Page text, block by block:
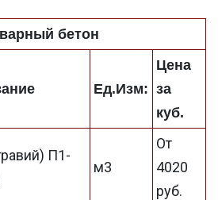
бетон
Ед.Изм:
Цена
за
куб.
П1-
м3
От
4020
руб.